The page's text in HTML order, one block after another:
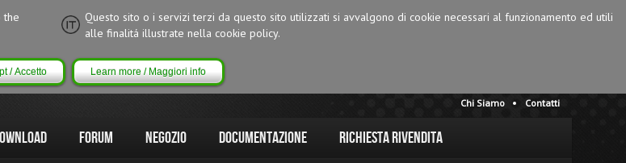
the
Questo sito o i servizi terzi da questo sito utilizzati si avvalgono di cookie necessari al funzionamento ed utili
alle finalitá illustrate nella cookie policy.
/ Accetto Learn more / Maggiori info
Chi Siamo Contatti
Forum Negozio Documentazione Richiesta Rivendita